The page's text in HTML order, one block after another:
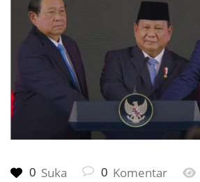
0 Suka 0 Komentar